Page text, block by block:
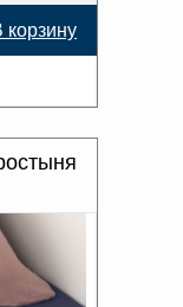
корзину